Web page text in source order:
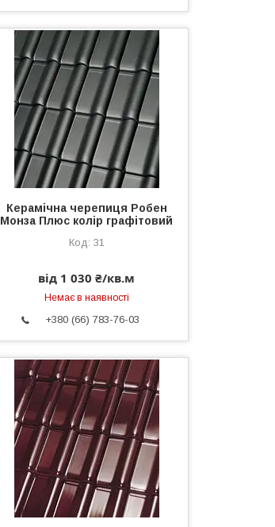
Керамічна черепиця Робен
Монза Плюс колір графітовий
31
від 1 030 ₴/кв.м
Немає в наявності
+380 (66) 783-76-03